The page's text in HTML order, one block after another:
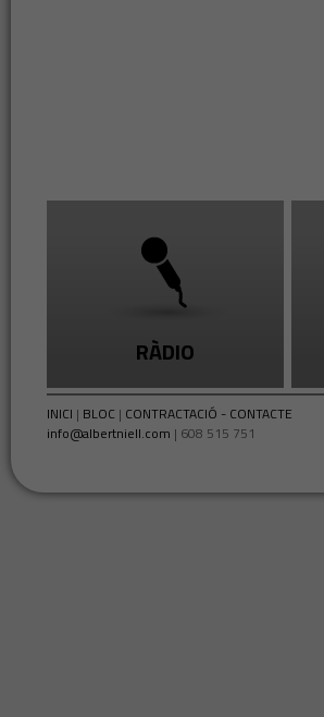
RÀDIO
INICI | BLOC| CONTRACTACIÓ - CONTACTE
info@albertniell.com | 608 515 751